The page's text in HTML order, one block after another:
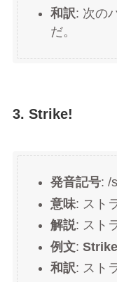
和訳: 次の
だ。
3. Strike!
発音記号: /
意味: スト
解説: スト
例文:
和訳: スト